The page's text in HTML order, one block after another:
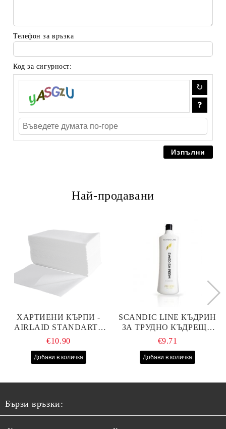
Телефон за връзка
Код за сигурност:
Най-продавани
ХАРТИЕНИ КЪРПИ -
AIRLAID STANDART -
40СМ/70СМ - 100БР
€10.90
SCANDIC LINE КЪДРИН
ЗА ТРУДНО КЪДРЕЩА
СЕ КОСА 1000МЛ
€9.71
Бързи връзки: